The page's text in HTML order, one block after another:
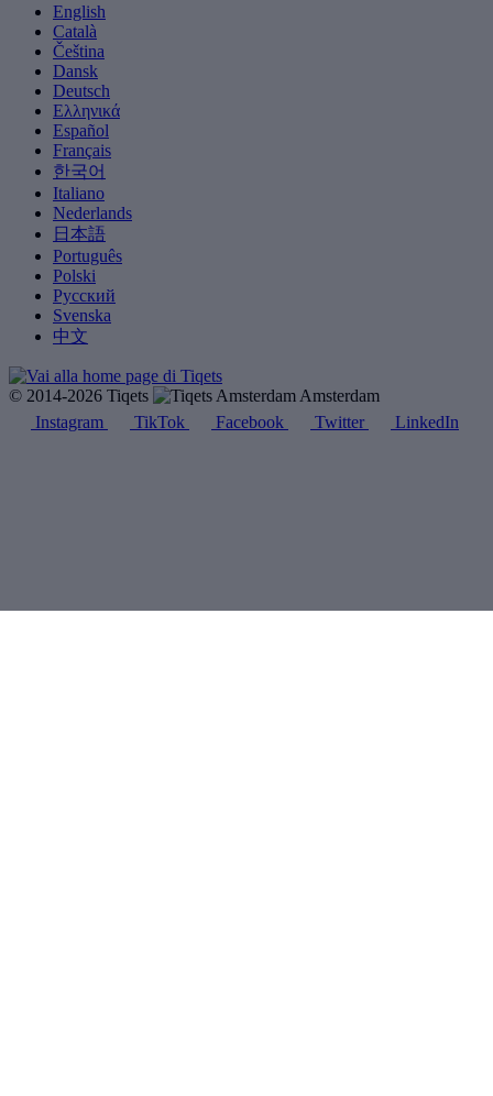
English
Català
Čeština
Dansk
Deutsch
Ελληνικά
Español
Français
한국어
Italiano
Nederlands
日本語
Português
Polski
Русский
Svenska
中文
© 2014-2026 Tiqets
Amsterdam
Instagram
TikTok Facebook Twitter LinkedIn